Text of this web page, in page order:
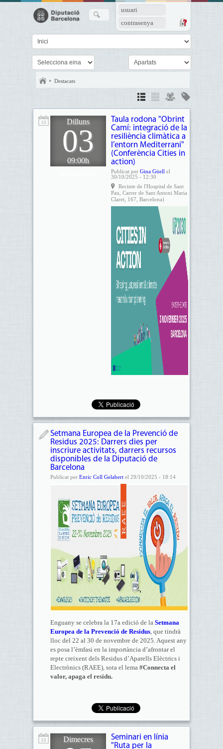
usuari
contrasenya
Destacats
Dilluns
03
09:00h
Taula rodona "Obrint
Camí: integració de la
resiliència climàtica a
l’entorn Mediterrani"
(Conferència Cities in
action)
Publicat per Gina Güell el
30/10/2025 - 12:30
Recinte de l'Hospital de Sant
Pau, Carrer de Sant Antoni Maria
Claret, 167, Barcelona)
Setmana Europea de la Prevenció de
Residus 2025: Darrers dies per
inscriure activitats, darrers recursos
disponibles de la Diputació de
Barcelona
Publicat per Enric Coll Gelabertel 29/10/2025 - 18:14
Enguany se celebra la 17a edició de la Setmana
Europea de la Prevenció de Residus, que tindrà
lloc del 22 al 30 de novembre de 2025. Aquest any
es posa l’èmfasi en la importància d’afrontar el
repte creixent dels Residus d’Aparells Elèctrics i
Electrònics (RAEE), sota el lema #Connecta el
valor, apaga el residu.
Dimecres
Seminari en línia
"Ruta per la